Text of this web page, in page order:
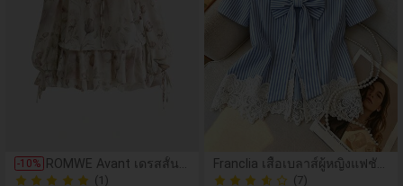
-10% ROMWE Avant เดรสสั้นผู้
หญิงผ้าชีฟองลายดอกไม้ส
(1)
Franclia เสื้อเบลาส์ผู้หญิงแฟชั่น
คอกลม ลายทาง แต่งลูกไม้ต่อผ้
(7)
50+ ขายแล้ว